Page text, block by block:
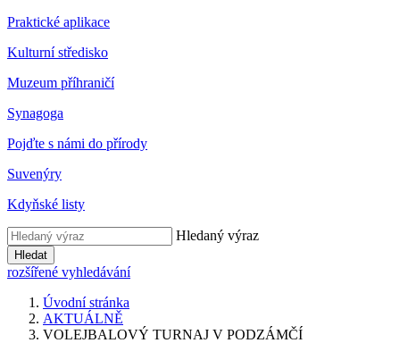
Praktické aplikace
Kulturní středisko
Muzeum příhraničí
Synagoga
Pojďte s námi do přírody
Suvenýry
Kdyňské listy
Hledaný výraz
Hledat
rozšířené vyhledávání
Úvodní stránka
AKTUÁLNĚ
VOLEJBALOVÝ TURNAJ V PODZÁMČÍ